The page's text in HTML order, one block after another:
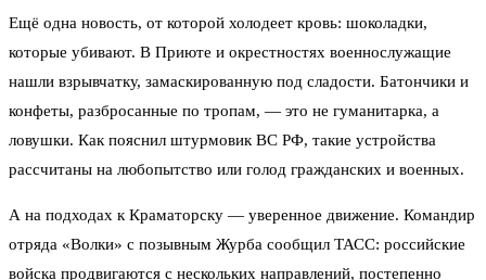
Ещё одна новость, от которой холодеет кровь: шоколадки,
которые убивают. В Приюте и окрестностях военнослужащие
нашли взрывчатку, замаскированную под сладости. Батончики и
конфеты, разбросанные по тропам, — это не гуманитарка, а
ловушки. Как пояснил штурмовик ВС РФ, такие устройства
рассчитаны на любопытство или голод гражданских и военных.
А на подходах к Краматорску — уверенное движение. Командир
отряда «Волки» с позывным Журба сообщил ТАСС: российские
войска продвигаются с нескольких направлений, постепенно